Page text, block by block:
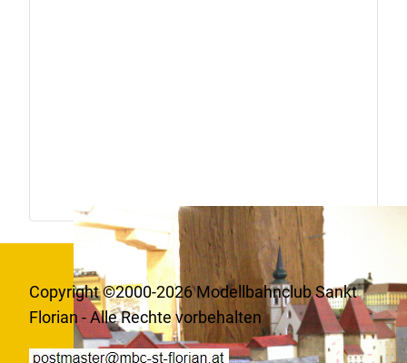
Copyright ©2000-2026 Modellbahnclub Sankt
Florian - Alle Rechte vorbehalten